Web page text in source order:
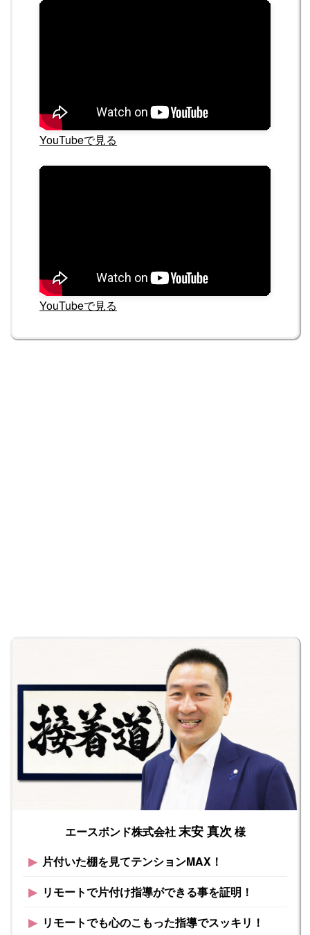
YouTubeで見る
YouTubeで見る
エースボンド株式会社末安 真次 様
▶︎ 片付いた棚を見てテンションMAX！
▶︎ リモートで片付け指導ができる事を証明！
▶︎ リモートでも心のこもった指導でスッキリ！